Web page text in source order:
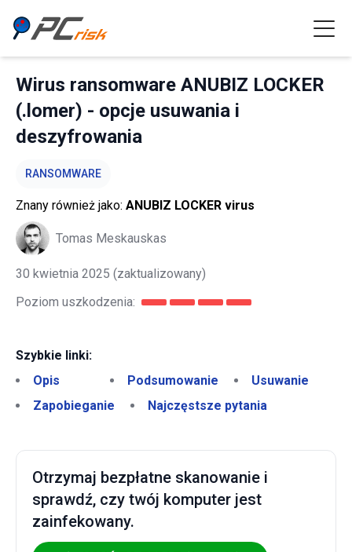
Wirus ransomware ANUBIZ LOCKER
(.lomer) - opcje usuwania i
deszyfrowania
RANSOMWARE
Znany również jako: ANUBIZ LOCKER virus
Tomas Meskauskas
30 kwietnia 2025 (zaktualizowany)
Poziom uszkodzenia:
Szybkie linki:
Opis
Podsumowanie
Usuwanie
Zapobieganie
Najczęstsze pytania
Otrzymaj bezpłatne skanowanie i
sprawdź, czy twój komputer jest
zainfekowany.